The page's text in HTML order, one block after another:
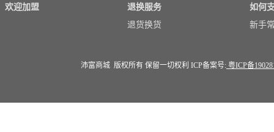
欢迎加盟
退换服务
退货换货
如何
新手
沛富商城 版权所有 保留一切权利 ICP备案号: 粤ICP备